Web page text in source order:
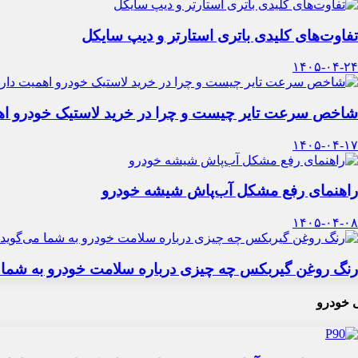
تفاوت‌های کلیدی باتری استارتر و دیپ سایکل
۱۴۰۵-۰۴-۲۴
شاخص سرعت تایر چیست و چرا در خرید لاستیک خودرو
۱۴۰۵-۰۴-۱۷
راهنمای رفع مشکل آب‌پاش شیشه خودرو
۱۴۰۵-۰۴-۰۸
رنگ روغن گیربکس چه چیزی درباره سلامت خودرو به
خودرو